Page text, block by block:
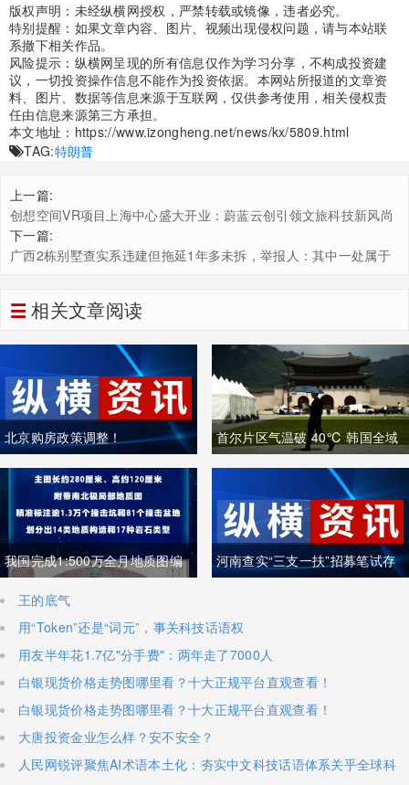
版权声明：未经纵横网授权，严禁转载或镜像，违者必究。
特别提醒：如果文章内容、图片、视频出现侵权问题，请与本站联
系撤下相关作品。
风险提示：纵横网呈现的所有信息仅作为学习分享，不构成投资建
议，一切投资操作信息不能作为投资依据。本网站所报道的文章资
料、图片、数据等信息来源于互联网，仅供参考使用，相关侵权责
任由信息来源第三方承担。
本文地址： https://www.izongheng.net/news/kx/5809.html
TAG:特朗普
上一篇:
创想空间VR项目上海中心盛大开业：蔚蓝云创引领文旅科技新风尚
下一篇:
广西2栋别墅查实系违建但拖延1年多未拆，举报人：其中一处属于
相关文章阅读
北京购房政策调整！
首尔片区气温破 40℃ 韩国全域
重度高温致多人中暑遇难
我国完成1:500万全月地质图编
制 三大创新重塑月球地质认知体
河南查实“三支一扶”招募笔试存
王的底气
用“Token”还是“词元”，事关科技话语权
用友半年花1.7亿"分手费"：两年走了7000人
白银现货价格走势图哪里看？十大正规平台直观查看！
白银现货价格走势图哪里看？十大正规平台直观查看！
大唐投资金业怎么样？安不安全？
人民网锐评聚焦AI术语本土化：夯实中文科技话语体系关乎全球科